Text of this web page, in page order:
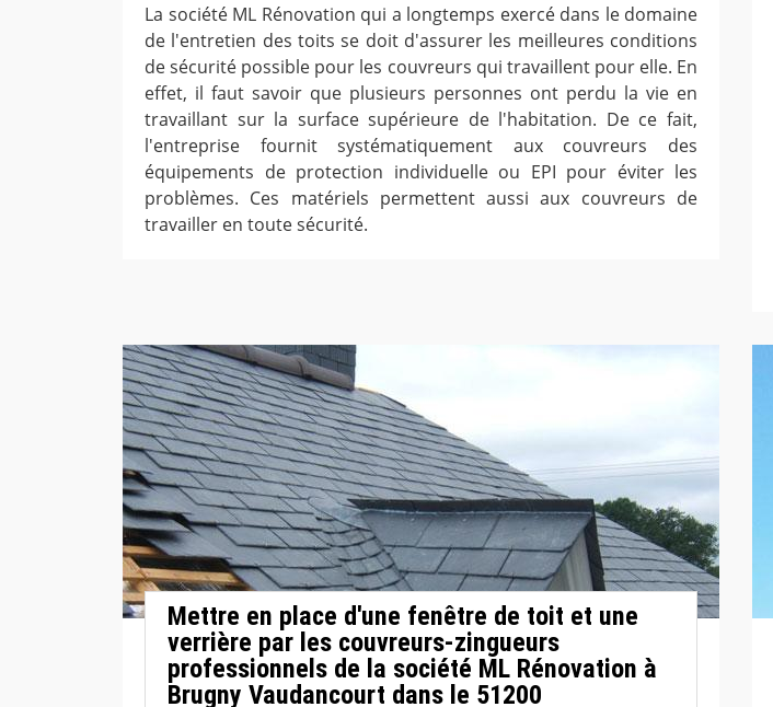
La société ML Rénovation qui a longtemps exercé dans le domaine
de l'entretien des toits se doit d'assurer les meilleures conditions
de sécurité possible pour les couvreurs qui travaillent pour elle. En
effet, il faut savoir que plusieurs personnes ont perdu la vie en
travaillant sur la surface supérieure de l'habitation. De ce fait,
l'entreprise fournit systématiquement aux couvreurs des
équipements de protection individuelle ou EPI pour éviter les
problèmes. Ces matériels permettent aussi aux couvreurs de
travailler en toute sécurité.
Mettre en place d'une fenêtre de toit et une
verrière par les couvreurs-zingueurs
professionnels de la société ML Rénovation à
Brugny Vaudancourt dans le 51200